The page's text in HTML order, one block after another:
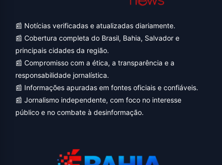
📰 Notícias verificadas e atualizadas diariamente.
📰 Cobertura completa do Brasil, Bahia, Salvador e
principais cidades da região.
📰 Compromisso com a ética, a transparência e a
responsabilidade jornalística.
📰 Informações apuradas em fontes oficiais e confiáveis.
📰 Jornalismo independente, com foco no interesse
público e no combate à desinformação.